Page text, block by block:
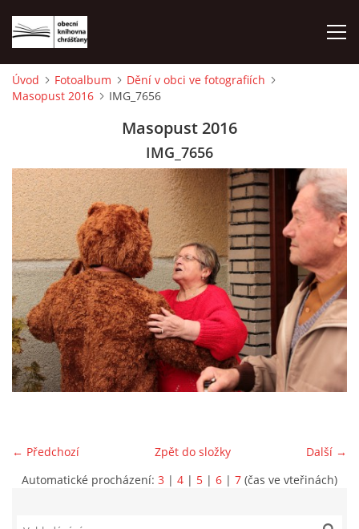
ÚVOD
VÝPŮJČNÍ DOBA
KONTAKTY
ON-LINE KATALOG
WEBOVÁ KAMERA
VIDEA Z DRONU
"KNIHOBUDKY"
Úvod Fotoalbum
Dění v obci ve fotografiích
Masopust 2016
IMG_7656
Masopust 2016
IMG_7656
← Předchozí Další →
Zpět do složky
Automatické procházení: 3 | 4 | 5 | 6 | 7 (čas ve vteřinách)